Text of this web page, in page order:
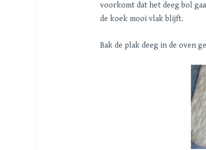
voorkomt dat het deeg bol
de koek mooi vlak blijft.
Bak de plak deeg in de oven